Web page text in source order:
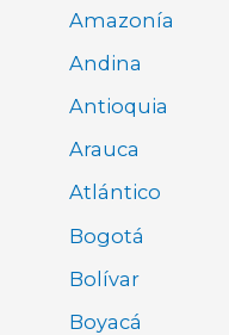
Amazonía
Andina
Antioquia
Arauca
Atlántico
Bogotá
Bolívar
Boyacá